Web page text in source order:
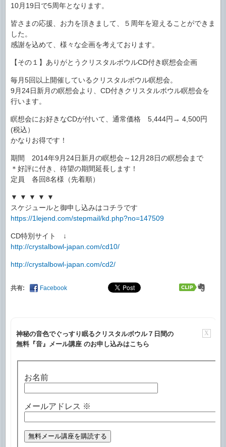
10月19日で5周年となります。
皆さまの応援、お力を頂きまして、５周年を迎えることができま
した。
感謝を込めて、様々な企画を考えております。
【その１】ありがとうクリスタルボウルCD付き瞑想会企画
毎月5回以上開催しているクリスタルボウル瞑想会。
9月24日新月の瞑想会より、CD付きクリスタルボウル瞑想会を
行います。
瞑想会にお好きなCDが付いて、通常価格 5,444円→ 4,500円
(税込）
かなりお得です！
期間 2014年9月24日新月の瞑想会～12月28日の瞑想会まで
＊好評に付き、待望の期間延長します！
定員 各回8名様（先着順）
▼ ▼ ▼ ▼ ▼
スケジュールと御申し込みはコチラです
https://1lejend.com/stepmail/kd.php?no=147509
CD特別サイト ↓
http://crystalbowl-japan.com/cd10/
http://crystalbowl-japan.com/cd2/
共有: Facebook
X
神秘の音色でぐっすり眠るクリスタルボウル７日間の
無料『音』メール講座 のお申し込みはこちら
お名前
メールアドレス ※